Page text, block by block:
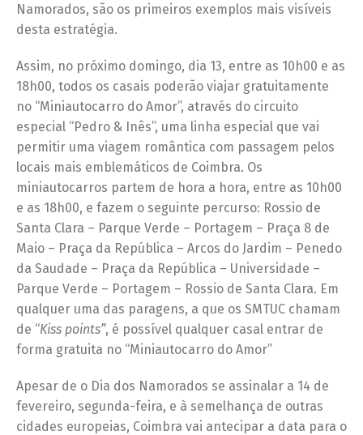
Namorados, são os primeiros exemplos mais visíveis
desta estratégia.
Assim, no próximo domingo, dia 13, entre as 10h00 e as
18h00, todos os casais poderão viajar gratuitamente
no “Miniautocarro do Amor”, através do circuito
especial “Pedro & Inês”, uma linha especial que vai
permitir uma viagem romântica com passagem pelos
locais mais emblemáticos de Coimbra. Os
miniautocarros partem de hora a hora, entre as 10h00
e as 18h00, e fazem o seguinte percurso: Rossio de
Santa Clara – Parque Verde – Portagem – Praça 8 de
Maio – Praça da República – Arcos do Jardim – Penedo
da Saudade – Praça da República – Universidade –
Parque Verde – Portagem – Rossio de Santa Clara. Em
qualquer uma das paragens, a que os SMTUC chamam
de “Kiss points”, é possível qualquer casal entrar de
forma gratuita no “Miniautocarro do Amor”
Apesar de o Dia dos Namorados se assinalar a 14 de
fevereiro, segunda-feira, e à semelhança de outras
cidades europeias, Coimbra vai antecipar a data para o